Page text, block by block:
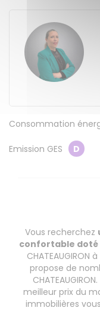
Consommation
Emission GES D
Vous recherchez
confortable doté
propose de
meilleur prix du
immobilières